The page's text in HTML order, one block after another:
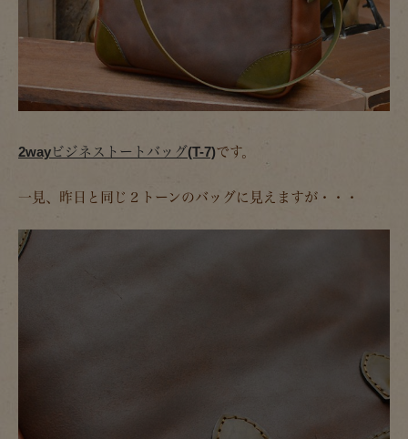
2wayビジネストートバッグ(T-7)です。
一見、昨日と同じ２トーンのバッグに見えますが・・・